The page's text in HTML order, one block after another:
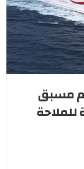
مسبق